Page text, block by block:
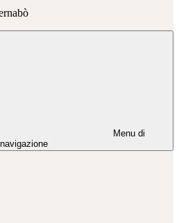
Menu di
navigazione